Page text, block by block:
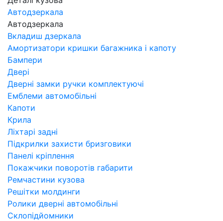
Автодзеркала
Автодзеркала
Вкладиш дзеркала
Амортизатори кришки багажника і капоту
Бампери
Двері
Дверні замки ручки комплектуючі
Емблеми автомобільні
Капоти
Крила
Ліхтарі задні
Підкрилки захисти бризговики
Панелі кріплення
Покажчики поворотів габарити
Ремчастини кузова
Решітки молдинги
Ролики дверні автомобільні
Склопідйомники